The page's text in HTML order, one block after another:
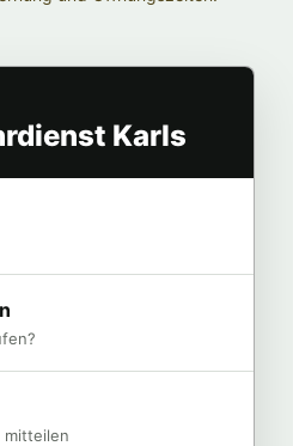
Karls
mitteilen